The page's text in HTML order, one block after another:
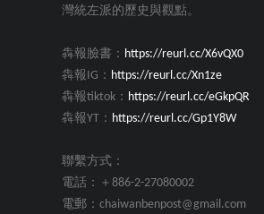
灣統左派的歷史與觀點。
犇報臉書： https://reurl.cc/X6vQX0
犇報IG： https://reurl.cc/Xn1ze
犇報tiktok： https://reurl.cc/eGkpQR
犇報YT： https://reurl.cc/Gp1Y8W
聯繫方式：
電話：＋886-2-27080002
電郵：chaiwanbenpost@gmail.com